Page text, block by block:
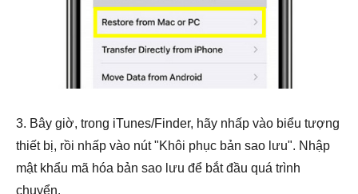
3. Bây giờ, trong iTunes/Finder, hãy nhấp vào biểu tượng
thiết bị, rồi nhấp vào nút "Khôi phục bản sao lưu". Nhập
mật khẩu mã hóa bản sao lưu để bắt đầu quá trình
chuyển.